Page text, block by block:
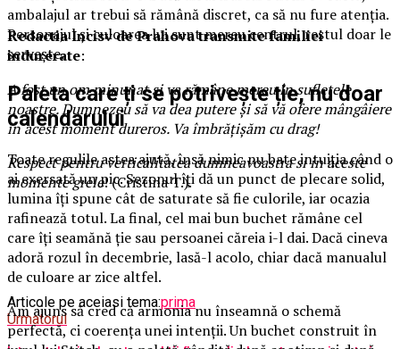
Redactia Incisv de Prahova transmite familiei
indurerate:
A fost un om minunat și va rămâne mereu în sufletele
noastre. Dumnezeu să va dea putere și să vă ofere mângâiere
în acest moment dureros. Va îmbrățișăm cu drag!
Respect pentru verticalitatea dumneavoastra si in aceste
momente grele! (Cristina T.).
Articole pe aceiasi tema:prima
Urmatorul
ambalajul ar trebui să rămână discret, ca să nu fure atenția.
Personajul și culoarea lui sunt mereu centrul, restul doar le
servește.
Paleta care ți se potrivește ție, nu doar
calendarului
Toate regulile astea ajută, însă nimic nu bate intuiția când o
ai exersată un pic. Sezonul îți dă un punct de plecare solid,
lumina îți spune cât de saturate să fie culorile, iar ocazia
rafinează totul. La final, cel mai bun buchet rămâne cel
care îți seamănă ție sau persoanei căreia i-l dai. Dacă cineva
adoră rozul în decembrie, lasă-l acolo, chiar dacă manualul
de culoare ar zice altfel.
Am ajuns să cred că armonia nu înseamnă o schemă
perfectă, ci coerența unei intenții. Un buchet construit în